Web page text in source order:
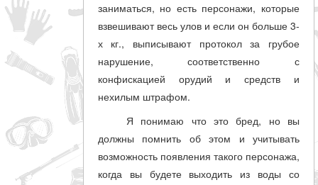
заниматься, но есть персонажи, которые
взвешивают весь улов и если он больше 3-
х кг., выписывают протокол за грубое
нарушение, соответственно с
конфискацией орудий и средств и
нехилым штрафом.
Я понимаю что это бред, но вы
должны помнить об этом и учитывать
возможность появления такого персонажа,
когда вы будете выходить из воды со